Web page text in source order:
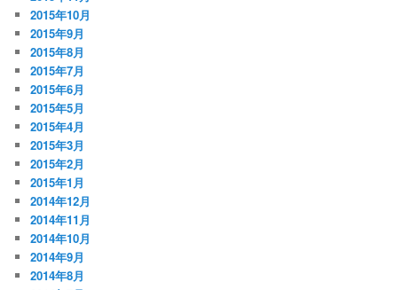
2015年10月
2015年9月
2015年8月
2015年7月
2015年6月
2015年5月
2015年4月
2015年3月
2015年2月
2015年1月
2014年12月
2014年11月
2014年10月
2014年9月
2014年8月